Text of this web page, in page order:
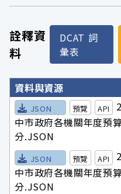
詮釋資
料
DCAT 詞
彙表
詮釋資料詳細內容
資料與資源
JSON 預覽 API
中市政府各機關年度預
分.JSON
JSON 預覽 API
中市政府各機關年度預
分.JSON